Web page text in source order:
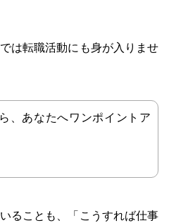
は転職活動にも身が入りませ
、あなたへワンポイントア
ることも、「こうすれば仕事